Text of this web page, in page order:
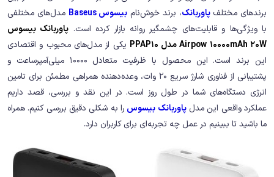
برندهای مختلفپاوربانک، برند خوش‌نام بیسوس Baseus
مدل‌های مختلفی
با ویژگی‌ها و قابلیت‌های چشمگیر روانه بازار کرده است. پاوربانک بیسوس
Airpow 10000mAh 20W مدل PPAP10
یکی از مدل‌های محبوب و اقتصادی
این برند است. این محصول با ظرفیت متعادل 10000 میلی‌آمپرساعت و
پشتیبانی از فناوری شارژ سریع 20 وات، وعده‌دهنده همراهی مطمئن برای تامین
انرژی دستگاه‌های شما در طول روز است. در این نقد و بررسی، قصد داریم
عملکرد واقعی این مدلپاوربانک بیسوس را به شکلی دقیق بررسی کنیم. همراه
ما باشید تا ببینیم در عمل چه تجربه‌ای برای کاربران دارد.